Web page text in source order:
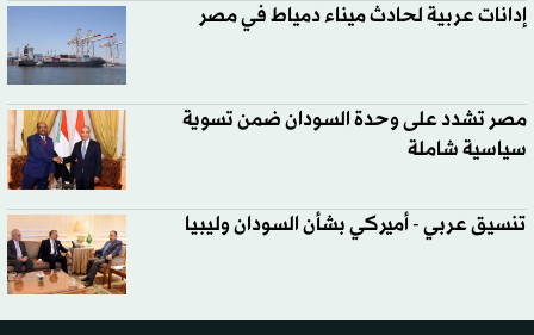
إدانات عربية لحادث ميناء دمياط في مصر
مصر تشدد على وحدة السودان ضمن تسوية
سياسية شاملة
تنسيق عربي - أميركي بشأن السودان وليبيا